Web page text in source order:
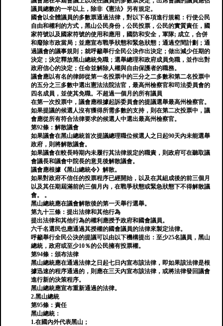
議員總數的一半以上，除非《憲法》另有規定。
國會以全體議員的多數票通過法律，對以下各項進行規範：行使公民
自由和權利的方式，黑山公民身份，公民投票，公民的實質責任，國
家符號以及國家符號的使用和應用，國防和安全，軍隊; 成立，合併
和廢除市政當局；並應宣布戰爭狀態和緊急狀態；通過空間計劃；通
過議會的議事規則；就呼籲舉行全民公決作出決定；做出減少任期的
決定；決定釋放黑山總統免職；選舉總理和政府成員免職，並作出對
政府信心的決定；任命並解除人權與自由保護者的職務。
議會應以有名的律師從第一名投票中的三分之二多數和第二名投票中
的五分之三多數中選出憲法法院法官，最高州檢察官和司法委員會的
四名成員，並使其免職。不超過一個月的所有議員
在第一次投票中，議會應根據起訴委員會的提議選舉最高州檢察官。
如果提議的候選人沒有獲得所需多數的支持，則在第二次投票中，議
會應從所有符合法律要求的候選人中選出最高州檢察官。
第92條：解散議會
如果議會在黑山總統首次提議總理職位候選人之日起90天內未能選舉
政府，則將解散議會。
如果議會在較長時期內未履行其法律規定的職責，則政府可在聽取議
會議長和議會中院長的意見後解散議會。
議會應根據《黑山總統令》解散。
如果對政府不信任的投票程序已經開始，以及在其組成後的前三個月
以及其任期屆滿前的三個月內，在戰爭狀態或緊急狀態下不得解散議
會。 。
黑山總統應在議會解散後的第一天舉行選舉。
第九十三條：提出法律和其他行為
提出法律和其他行為的權利應授予政府和國會議員。
六千名選民也應通過其授權的國會議員的法律來製定法律。
呼籲舉行全民公決的提議可以由以下機構提出：至少25名議員，黑山
總統，政府或至少10％的公民擁有投票權。
第94條：頒布法律
黑山總統應在通過法律之日起七日內宣布該法律，即如果該法律是根
據迅速的程序通過的，則應在三天內宣布該法律，或將法律發回議會
進行新的決策程序。
黑山總統應宣布重新通過的法律。
2.黑山總統
第95條：責任
黑山總統：
1.在國內外代表黑山；